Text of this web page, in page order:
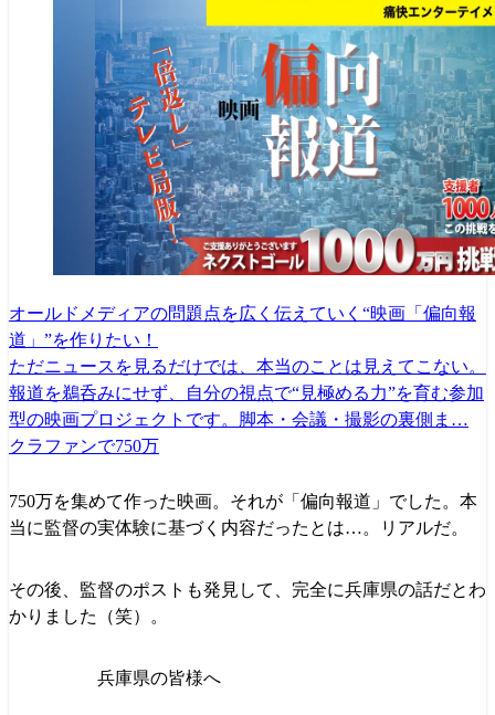
オールドメディアの問題点を広く伝えていく“映画「偏向報
道」”を作りたい！
ただニュースを見るだけでは、本当のことは見えてこない。
報道を鵜呑みにせず、自分の視点で“見極める力”を育む参加
型の映画プロジェクトです。脚本・会議・撮影の裏側ま…
クラファンで750万
750万を集めて作った映画。それが「偏向報道」でした。本
当に監督の実体験に基づく内容だったとは…。リアルだ。
その後、監督のポストも発見して、完全に兵庫県の話だとわ
かりました（笑）。
兵庫県の皆様へ